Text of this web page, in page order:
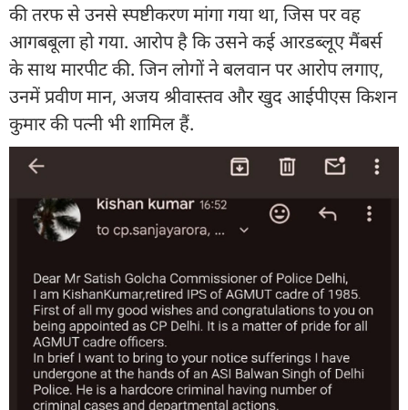
की तरफ से उनसे स्पष्टीकरण मांगा गया था, जिस पर वह
आगबबूला हो गया. आरोप है कि उसने कई आरडब्लूए मैंबर्स
के साथ मारपीट की. जिन लोगों ने बलवान पर आरोप लगाए,
उनमें प्रवीण मान, अजय श्रीवास्तव और खुद आईपीएस किशन
कुमार की पत्नी भी शामिल हैं.